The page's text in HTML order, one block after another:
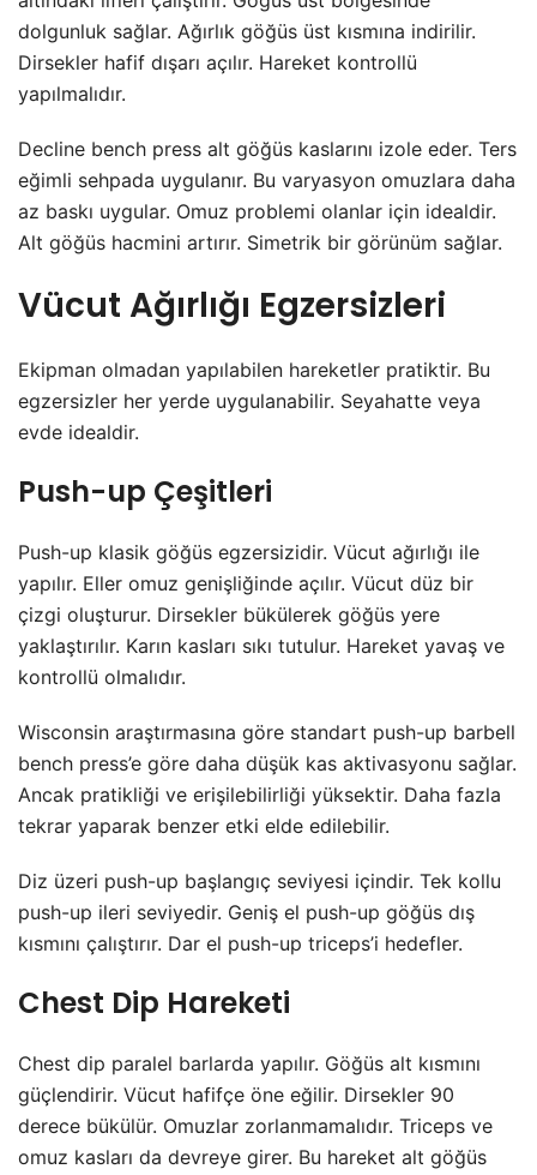
dolgunluk sağlar. Ağırlık göğüs üst kısmına indirilir.
Dirsekler hafif dışarı açılır. Hareket kontrollü
yapılmalıdır.
Decline bench press alt göğüs kaslarını izole eder. Ters
eğimli sehpada uygulanır. Bu varyasyon omuzlara daha
az baskı uygular. Omuz problemi olanlar için idealdir.
Alt göğüs hacmini artırır. Simetrik bir görünüm sağlar.
Vücut Ağırlığı Egzersizleri
Ekipman olmadan yapılabilen hareketler pratiktir. Bu
egzersizler her yerde uygulanabilir. Seyahatte veya
evde idealdir.
Push-up Çeşitleri
Push-up klasik göğüs egzersizidir. Vücut ağırlığı ile
yapılır. Eller omuz genişliğinde açılır. Vücut düz bir
çizgi oluşturur. Dirsekler bükülerek göğüs yere
yaklaştırılır. Karın kasları sıkı tutulur. Hareket yavaş ve
kontrollü olmalıdır.
Wisconsin araştırmasına göre standart push-up barbell
bench press’e göre daha düşük kas aktivasyonu sağlar.
Ancak pratikliği ve erişilebilirliği yüksektir. Daha fazla
tekrar yaparak benzer etki elde edilebilir.
Diz üzeri push-up başlangıç seviyesi içindir. Tek kollu
push-up ileri seviyedir. Geniş el push-up göğüs dış
kısmını çalıştırır. Dar el push-up triceps’i hedefler.
Chest Dip Hareketi
Chest dip paralel barlarda yapılır. Göğüs alt kısmını
güçlendirir. Vücut hafifçe öne eğilir. Dirsekler 90
derece bükülür. Omuzlar zorlanmamalıdır. Triceps ve
omuz kasları da devreye girer. Bu hareket alt göğüs